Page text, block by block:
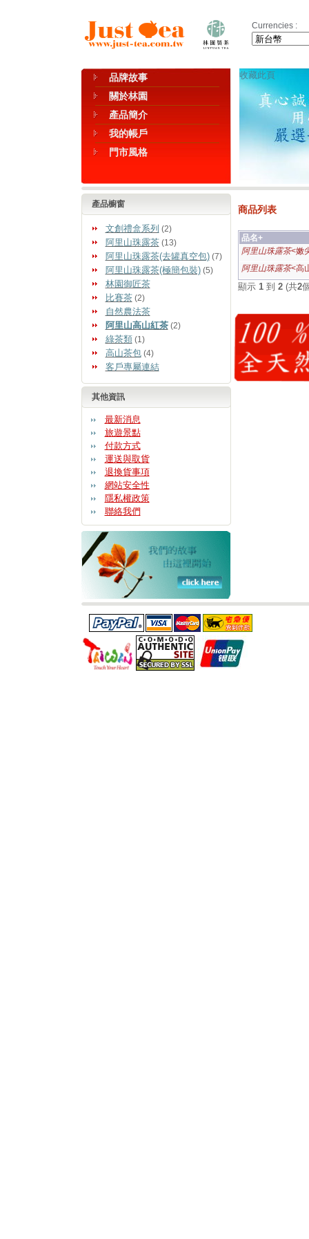
Currencies :
品牌故事
關於林園
產品簡介
我的帳戶
門市風格
收藏此頁
產品櫥窗
文創禮盒系列 (2)
阿里山珠露茶(13)
阿里山珠露茶(去罐真空包)(7)
阿里山珠露茶(極簡包裝)(5)
林園御匠茶
比賽茶(2)
自然農法茶
阿里山高山紅茶(2)
綠茶類 (1)
高山茶包(4)
客戶專屬連結
其他資訊
最新消息
旅遊景點
付款方式
運送與取貨
退換貨事項
網站安全性
隱私權政策
聯絡我們
商品列表
品名+
阿里山珠露茶<嫩
阿里山珠露茶<高
顯示 1到 2(共2